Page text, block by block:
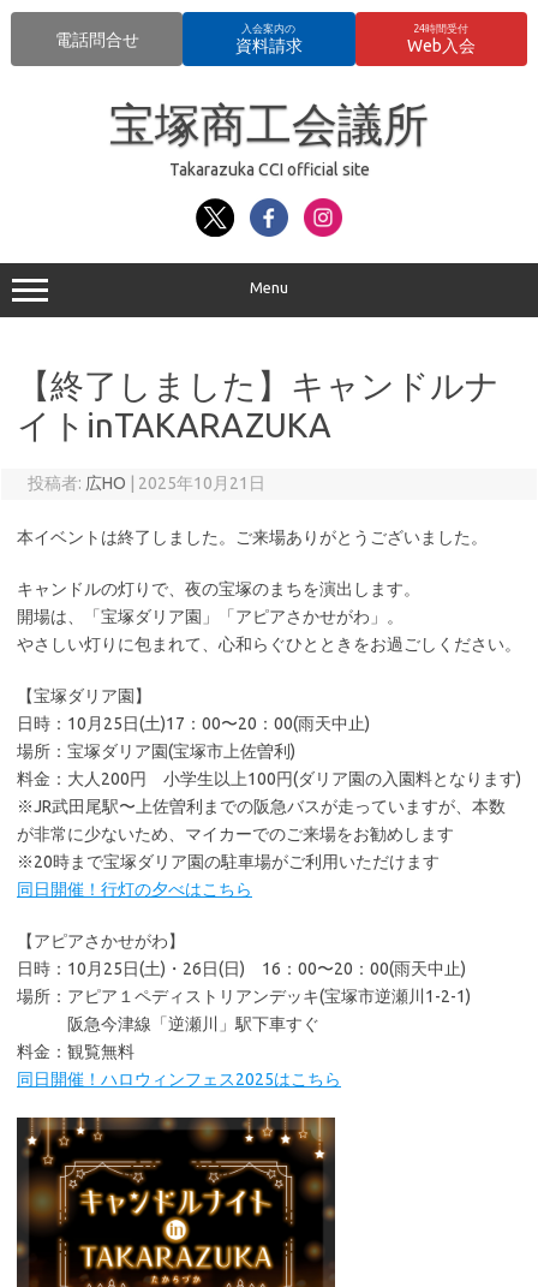
電話問合せ
入会案内の
資料請求
24時間受付
Web入会
宝塚商工会議所
Takarazuka CCI official site
Menu
【終了しました】キャンドルナ
イトinTAKARAZUKA
投稿者: 広HO 2025年10月21日
本イベントは終了しました。ご来場ありがとうございました。
キャンドルの灯りで、夜の宝塚のまちを演出します。
開場は、「宝塚ダリア園」「アピアさかせがわ」。
やさしい灯りに包まれて、心和らぐひとときをお過ごしください。
【宝塚ダリア園】
日時：10月25日(土)17：00〜20：00(雨天中止)
場所：宝塚ダリア園(宝塚市上佐曽利)
料金：大人200円 小学生以上100円(ダリア園の入園料となります)
※JR武田尾駅〜上佐曽利までの阪急バスが走っていますが、本数
が非常に少ないため、マイカーでのご来場をお勧めします
※20時まで宝塚ダリア園の駐車場がご利用いただけます
同日開催！行灯の夕べはこちら
【アピアさかせがわ】
日時：10月25日(土)・26日(日) 16：00〜20：00(雨天中止)
場所：アピア１ペディストリアンデッキ(宝塚市逆瀬川1-2-1)
阪急今津線「逆瀬川」駅下車すぐ
料金：観覧無料
同日開催！ハロウィンフェス2025はこちら